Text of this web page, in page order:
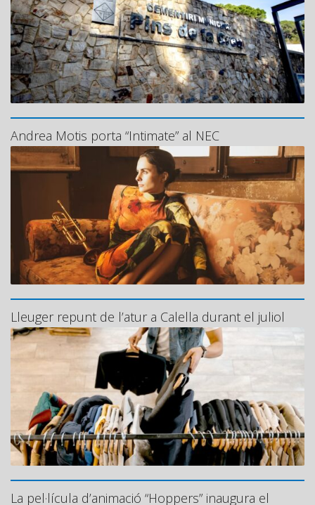
Andrea Motis porta “Intimate” al NEC
Lleuger repunt de l’atur a Calella durant el juliol
La pel·lícula d’animació “Hoppers” inaugura el